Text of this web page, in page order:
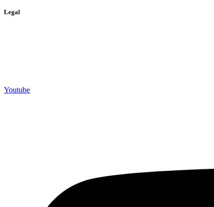
Legal
Youtube